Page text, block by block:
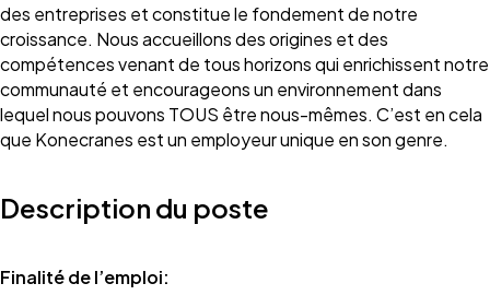
des entreprises et constitue le fondement de notre
croissance. Nous accueillons des origines et des
compétences venant de tous horizons qui enrichissent notre
communauté et encourageons un environnement dans
lequel nous pouvons TOUS être nous-mêmes. C’est en cela
que Konecranes est un employeur unique en son genre.
Description du poste
Finalité de l’emploi: